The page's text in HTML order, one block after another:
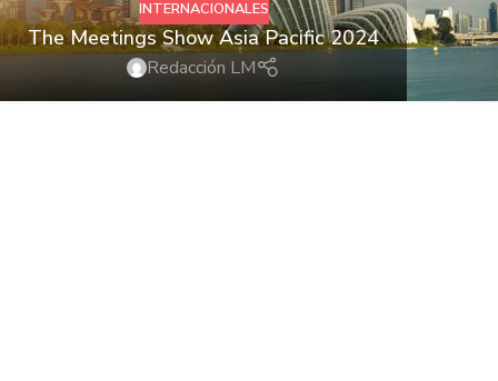
INTERNACIONALES
The Meetings Show Asia Pacific 2024
Redacción LM